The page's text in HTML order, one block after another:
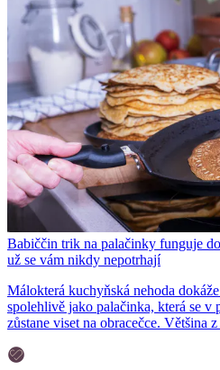
Babiččin trik na palačinky funguje
už se vám nikdy nepotrhají
Málokterá kuchyňská nehoda
spolehlivě jako palačinka, která se v
zůstane viset na obracečce. Většina